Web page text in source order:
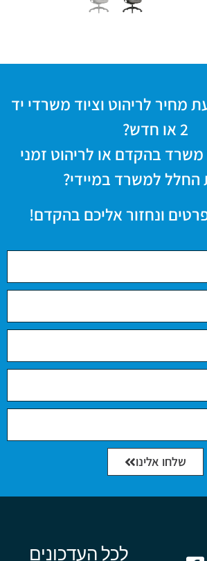
מחיר לריהוט וציוד משרדי יד
2 או חדש?
משרד בהקדם או לריהוט זמני
החלל למשרד במיידי?
ונחזור אליכם בהקדם!
שלחו אלינו
לכל העדכונים